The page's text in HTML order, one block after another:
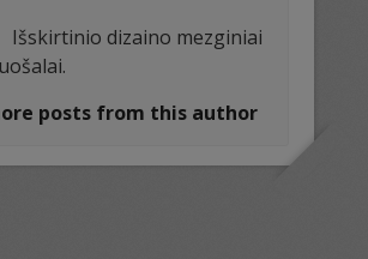
Išskirtinio dizaino mezginiai
posts from this author